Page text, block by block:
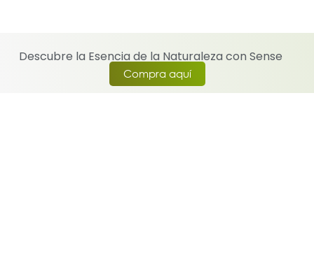
Descubre la Esencia de la Naturaleza con Sense
Compra aquí